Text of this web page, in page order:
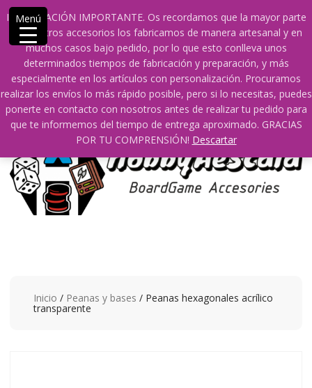
INFORMACIÓN IMPORTANTE. Os recordamos que la mayor parte
de nuestros accesorios los fabricamos de manera artesanal y en
muchos casos bajo pedido, por lo que esto conlleva unos
determinados tiempos de fabricación y preparación, y más
especialmente en los artículos con personalización. Procuramos
realizar los envíos lo más rápido posible, pero si lo necesitas, puedes
ponerte en contacto con nosotros antes de realizar tu pedido para
que te informemos del tiempo de entrega aproximado. GRACIAS
POR TU COMPRENSIÓN! Descartar
Saltar
contenido
609241475 SOLO DE 10:00 a 14:00
info@hobbyaescala.com
San Fernando de Henares
10:00 - 14:00
Mi cuenta
0 0
Inicio / Peanas y bases / Peanas hexagonales acrílico
transparente
Menú